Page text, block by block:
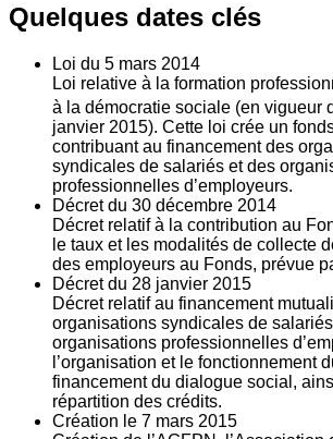
Quelques dates clés
Loi du 5 mars 2014
Loi relative à la formation
à la démocratie sociale (en vigueur
janvier 2015). Cette loi crée un
contribuant au financement des
syndicales de salariés et des
professionnelles d’employeurs.
Décret du 30 décembre 2014
Décret relatif à la contribution au
le taux et les modalités de collecte
des employeurs au Fonds, prévue
Décret du 28 janvier 2015
Décret relatif au financement
organisations syndicales de
organisations professionnelles
l’organisation et le fonctionnement
financement du dialogue social,
répartition des crédits.
Création le 7 mars 2015